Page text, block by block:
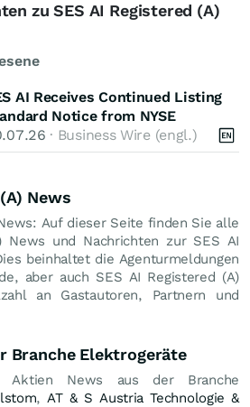
zu SES AI Registered (A)
AI Receives Continued Listing
Notice from NYSE
· Business Wire (engl.)
News
Auf dieser Seite finden Sie alle
News und Nachrichten zur SES AI
beinhaltet die Agenturmeldungen
aber auch SES AI Registered (A)
an Gastautoren, Partnern und
Branche Elektrogeräte
Aktien News aus der Branche
,AT & S Austria Technologie &